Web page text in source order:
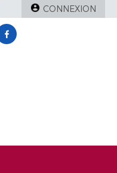
CONNEXION